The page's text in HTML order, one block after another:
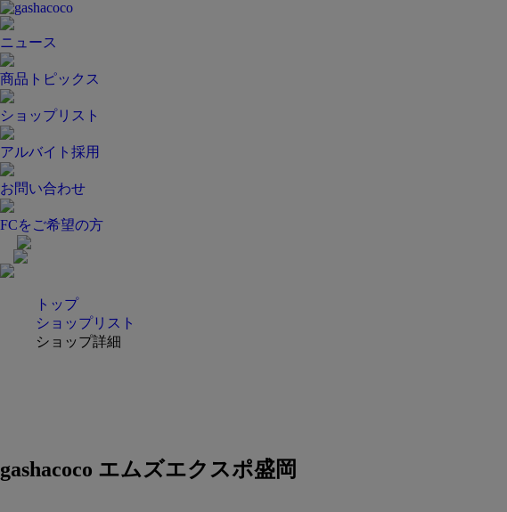
ニュース
商品トピックス
ショップリスト
アルバイト採用
お問い合わせ
FCをご希望の方
トップ
ショップリスト
ショップ詳細
gashacoco エムズエクスポ盛岡